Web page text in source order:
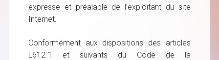
expresse et préalable de l’exploitant du site
Internet.
Conformément aux dispositions des articles
L612-1 et suivants du Code de la